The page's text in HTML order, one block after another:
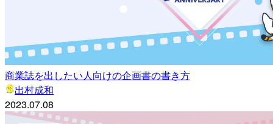
商業誌を出したい人向けの企画書の書き方
出村成和
2023.07.08